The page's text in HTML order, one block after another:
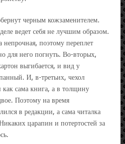
черным кожзаменителем.
ведет себя не лучшим образом.
поэтому переплет
для него погнуть. Во-вторых,
выгибается, и вид у
И, в-третьих, чехол
сама книга, а в толщину
Поэтому на время
в редакции, а сама читалка
царапин и потертостей за